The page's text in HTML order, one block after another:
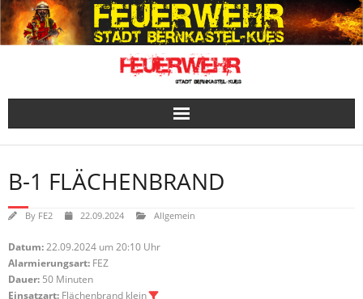
Skip
to
content
B-1 FLÄCHENBRAND
By FE2 22.09.2024 Allgemein
Datum:22.09.2024 um 20:10 Uhr
Alarmierungsart: FEZ
Dauer: 50 Minuten
Einsatzart: Flächenbrand klein